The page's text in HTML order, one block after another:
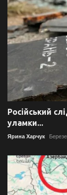
Російський
уламки...
Ярина Харчук